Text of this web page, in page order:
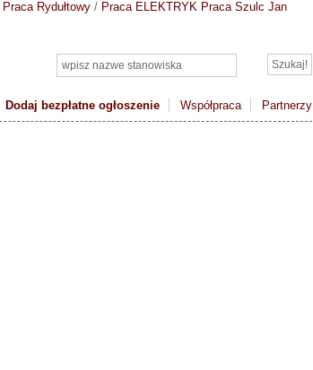
Dodaj bezpłatne ogłoszenie Współpraca Partnerzy
Praca Rydułtowy / Praca ELEKTRYK Praca Szulc Jan